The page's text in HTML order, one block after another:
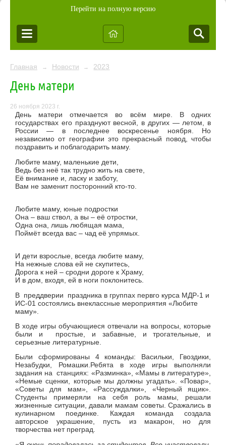
Перейти на полную версию
Главная → Новости → 2023
День матери
26 ноября 2023 г.
День матери отмечается во всём мире. В одних
государствах его празднуют весной, в других — летом, в
России — в последнее воскресенье ноября. Но
независимо от географии это прекрасный повод, чтобы
поздравить и поблагодарить маму.
Любите маму, маленькие дети,
Ведь без неё так трудно жить на свете,
Её внимание и, ласку и заботу,
Вам не заменит посторонний кто-то.
Любите маму, юные подростки
Она – ваш ствол, а вы – её отростки,
Одна она, лишь любящая мама,
Поймёт всегда вас – чад её упрямых.
И дети взрослые, всегда любите маму,
На нежные слова ей не скупитесь,
Дорога к ней – сродни дороге к Храму,
И в дом, входя, ей в ноги поклонитесь.
В преддверии праздника в группах первго курса МДР-1 и
ИС-01 состоялись внеклассные мероприятия «Любите
маму».
В ходе игры обучающиеся отвечали на вопросы, которые
были и простые, и забавные, и трогательные, и
серьезные литературные.
Были сформированы 4 команды: Васильки, Гвоздики,
Незабудки, Ромашки.Ребята в ходе игры выполняли
задания на станциях: «Разминка», «Мамы в литературе»,
«Немые сценки, которые мы должны угадать». «Повар»,
«Советы для мам», «Рассуждалки», «Черный ящик».
Студенты примеряли на себя роль мамы, решали
жизненные ситуации, давали мамам советы. Сражались в
кулинарном поединке. Каждая команда создала
авторское украшение, пусть из макарон, но для
творчества нет преград.